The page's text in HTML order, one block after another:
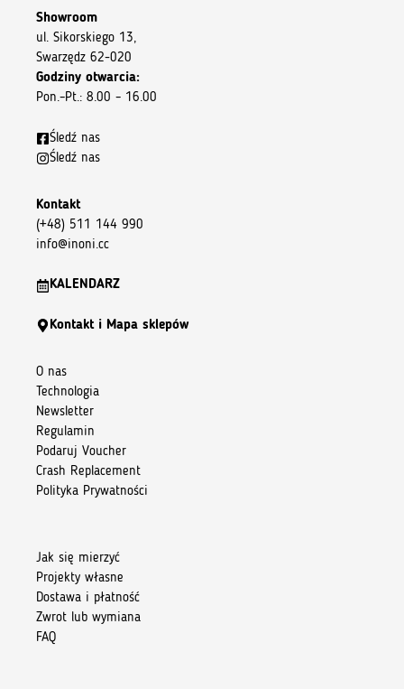
Showroom
ul. Sikorskiego 13,
Swarzędz 62-020
Godziny otwarcia:
Pon.–Pt.: 8.00 – 16.00
Śledź nas
Śledź nas
Kontakt
(+48) 511 144 990
info@inoni.cc
KALENDARZ
Kontakt i Mapa sklepów
O nas
Technologia
Newsletter
Regulamin
Podaruj Voucher
Crash Replacement
Polityka Prywatności
Jak się mierzyć
Projekty własne
Dostawa i płatność
Zwrot lub wymiana
FAQ